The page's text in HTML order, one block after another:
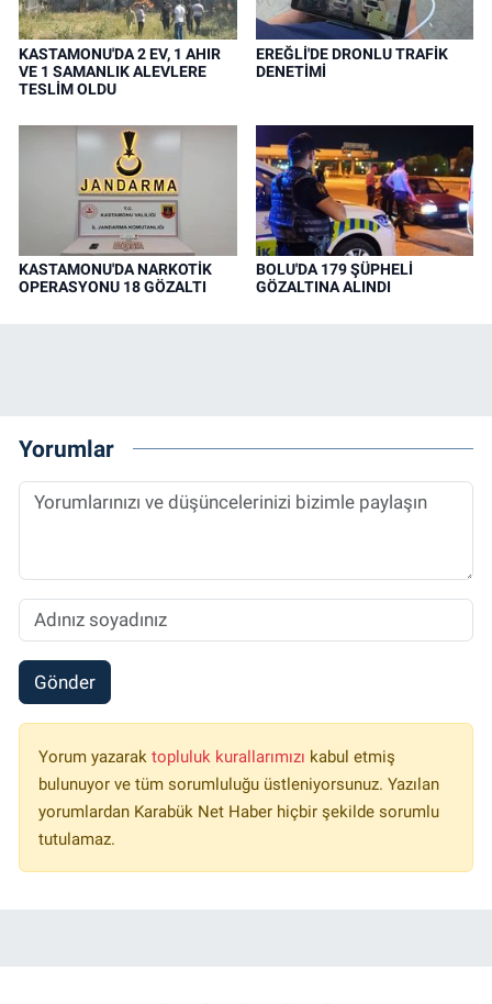
KASTAMONU'DA 2 EV, 1 AHIR
VE 1 SAMANLIK ALEVLERE
TESLİM OLDU
EREĞLİ'DE DRONLU TRAFİK
DENETİMİ
KASTAMONU'DA NARKOTİK
OPERASYONU 18 GÖZALTI
BOLU'DA 179 ŞÜPHELİ
GÖZALTINA ALINDI
Yorumlar
Gönder
Yorum yazarak topluluk kurallarımızı kabul etmiş
bulunuyor ve tüm sorumluluğu üstleniyorsunuz. Yazılan
yorumlardan Karabük Net Haber hiçbir şekilde sorumlu
tutulamaz.